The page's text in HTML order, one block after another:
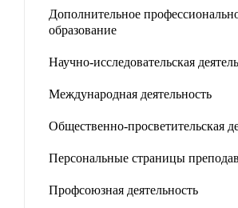
Дополнительное
образование
Научно-исследовательская
Международная деятельность
Общественно-просветительская
Персональные страницы
Профсоюзная деятельность